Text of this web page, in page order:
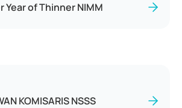
Year of Thinner NIMM
KOMISARIS NSSS